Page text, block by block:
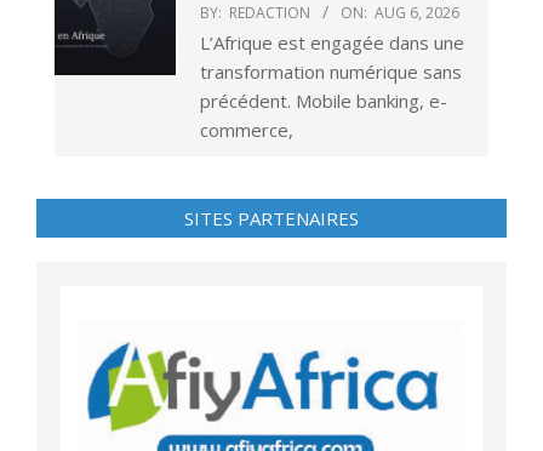
BY: REDACTION ON: AUG 6, 2026
L’Afrique est engagée dans une
transformation numérique sans
précédent. Mobile banking, e-
commerce,
SITES PARTENAIRES